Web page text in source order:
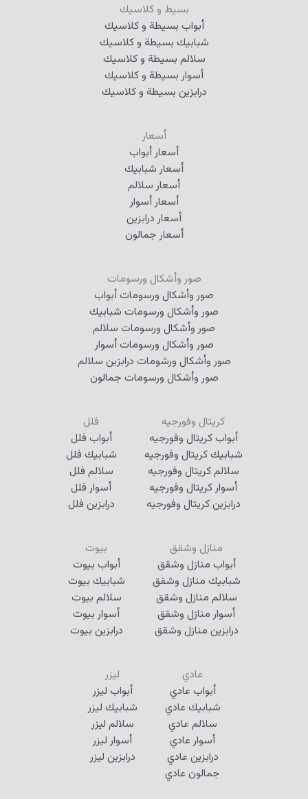
بسيط و كلاسيك
أبواب بسيطة و كلاسيك
شبابيك بسيطة و كلاسيك
سلالم بسيطة و كلاسيك
أسوار بسيطة و كلاسيك
درابزين بسيطة و كلاسيك
أسعار
أسعار أبواب
أسعار شبابيك
أسعار سلالم
أسعار أسوار
أسعار درابزين
أسعار جمالون
صور وأشكال ورسومات
صور وأشكال ورسومات أبواب
صور وأشكال ورسومات شبابيك
صور وأشكال ورسومات سلالم
صور وأشكال ورسومات أسوار
صور وأشكال ورشومات درابزين سلالم
صور وأشكال ورسومات جمالون
كريتال وفورجيه
أبواب كريتال وفورجيه
شبابيك كريتال وفورجيه
سلالم كريتال وفورجيه
أسوار كريتال وفورجيه
درابزين كريتال وفورجيه
فلل
أبواب فلل
شبابيك فلل
سلالم فلل
أسوار فلل
درابزين فلل
منازل وشقق
أبواب منازل وشقق
شبابيك منازل وشقق
سلالم منازل وشقق
أسوار منازل وشقق
درابزين منازل وشقق
بيوت
أبواب بيوت
شبابيك بيوت
سلالم بيوت
أسوار بيوت
درابزين بيوت
عادي
أبواب عادي
شبابيك عادي
سلالم عادي
أسوار عادي
درابزين عادي
جمالون عادي
ليزر
أبواب ليزر
شبابيك ليزر
سلالم ليزر
أسوار ليزر
درابزين ليزر